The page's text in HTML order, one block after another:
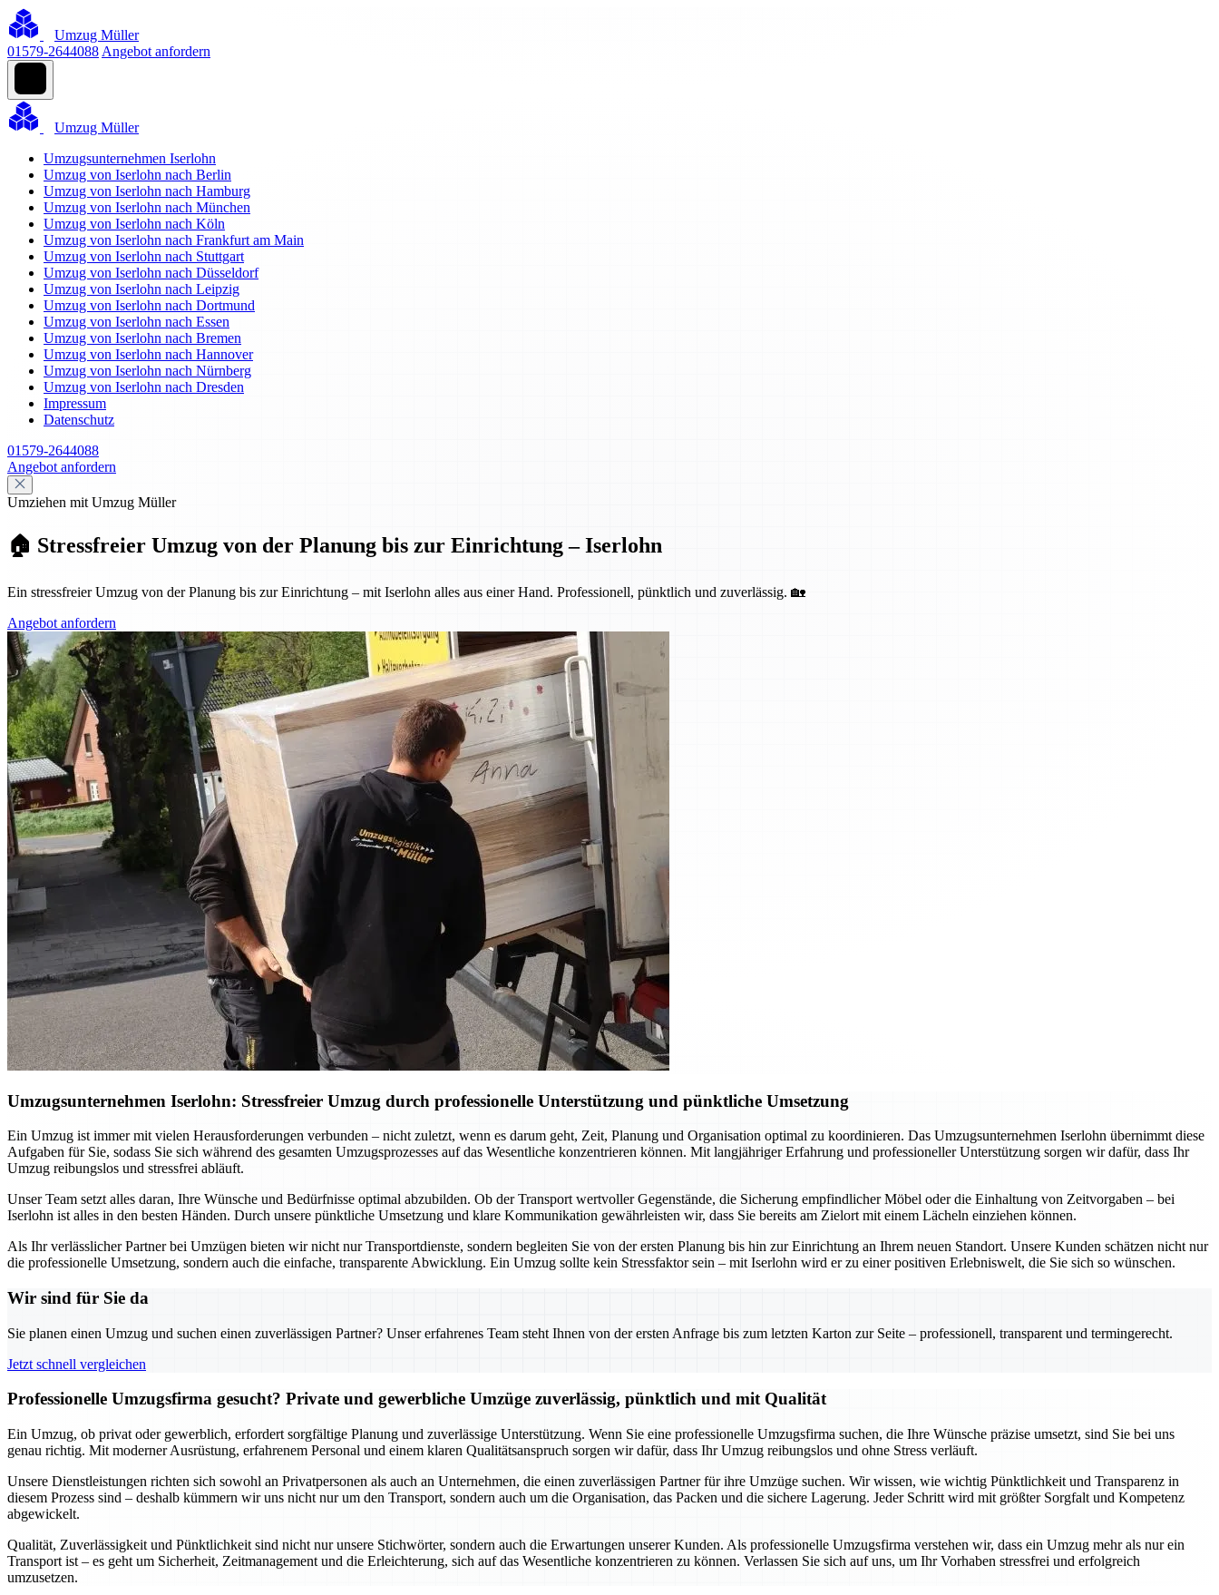
Umzug Müller
01579-2644088 Angebot anfordern
Umzug Müller
Umzugsunternehmen Iserlohn
Umzug von Iserlohn nach Berlin
Umzug von Iserlohn nach Hamburg
Umzug von Iserlohn nach München
Umzug von Iserlohn nach Köln
Umzug von Iserlohn nach Frankfurt am Main
Umzug von Iserlohn nach Stuttgart
Umzug von Iserlohn nach Düsseldorf
Umzug von Iserlohn nach Leipzig
Umzug von Iserlohn nach Dortmund
Umzug von Iserlohn nach Essen
Umzug von Iserlohn nach Bremen
Umzug von Iserlohn nach Hannover
Umzug von Iserlohn nach Nürnberg
Umzug von Iserlohn nach Dresden
Impressum
Datenschutz
01579-2644088
Angebot anfordern
Umziehen mit Umzug Müller
🏠 Stressfreier Umzug von der Planung bis zur Einrichtung – Iserlohn
Ein stressfreier Umzug von der Planung bis zur Einrichtung – mit Iserlohn alles aus einer Hand. Professionell, pünktlich und zuverlässig. 🏡
Angebot anfordern
Umzugsunternehmen Iserlohn: Stressfreier Umzug durch professionelle Unterstützung und pünktliche Umsetzung
Ein Umzug ist immer mit vielen Herausforderungen verbunden – nicht zuletzt, wenn es darum geht, Zeit, Planung und Organisation optimal zu koordinieren. Das Umzugsunternehmen Iserlohn übernimmt diese
Aufgaben für Sie, sodass Sie sich während des gesamten Umzugsprozesses auf das Wesentliche konzentrieren können. Mit langjähriger Erfahrung und professioneller Unterstützung sorgen wir dafür, dass Ihr
Umzug reibungslos und stressfrei abläuft.
Unser Team setzt alles daran, Ihre Wünsche und Bedürfnisse optimal abzubilden. Ob der Transport wertvoller Gegenstände, die Sicherung empfindlicher Möbel oder die Einhaltung von Zeitvorgaben – bei
Iserlohn ist alles in den besten Händen. Durch unsere pünktliche Umsetzung und klare Kommunikation gewährleisten wir, dass Sie bereits am Zielort mit einem Lächeln einziehen können.
Als Ihr verlässlicher Partner bei Umzügen bieten wir nicht nur Transportdienste, sondern begleiten Sie von der ersten Planung bis hin zur Einrichtung an Ihrem neuen Standort. Unsere Kunden schätzen nicht nur
die professionelle Umsetzung, sondern auch die einfache, transparente Abwicklung. Ein Umzug sollte kein Stressfaktor sein – mit Iserlohn wird er zu einer positiven Erlebniswelt, die Sie sich so wünschen.
Wir sind für Sie da
Sie planen einen Umzug und suchen einen zuverlässigen Partner? Unser erfahrenes Team steht Ihnen von der ersten Anfrage bis zum letzten Karton zur Seite – professionell, transparent und termingerecht.
Jetzt schnell vergleichen
Professionelle Umzugsfirma gesucht? Private und gewerbliche Umzüge zuverlässig, pünktlich und mit Qualität
Ein Umzug, ob privat oder gewerblich, erfordert sorgfältige Planung und zuverlässige Unterstützung. Wenn Sie eine professionelle Umzugsfirma suchen, die Ihre Wünsche präzise umsetzt, sind Sie bei uns
genau richtig. Mit moderner Ausrüstung, erfahrenem Personal und einem klaren Qualitätsanspruch sorgen wir dafür, dass Ihr Umzug reibungslos und ohne Stress verläuft.
Unsere Dienstleistungen richten sich sowohl an Privatpersonen als auch an Unternehmen, die einen zuverlässigen Partner für ihre Umzüge suchen. Wir wissen, wie wichtig Pünktlichkeit und Transparenz in
diesem Prozess sind – deshalb kümmern wir uns nicht nur um den Transport, sondern auch um die Organisation, das Packen und die sichere Lagerung. Jeder Schritt wird mit größter Sorgfalt und Kompetenz
abgewickelt.
Qualität, Zuverlässigkeit und Pünktlichkeit sind nicht nur unsere Stichwörter, sondern auch die Erwartungen unserer Kunden. Als professionelle Umzugsfirma verstehen wir, dass ein Umzug mehr als nur ein
Transport ist – es geht um Sicherheit, Zeitmanagement und die Erleichterung, sich auf das Wesentliche konzentrieren zu können. Verlassen Sie sich auf uns, um Ihr Vorhaben stressfrei und erfolgreich
umzusetzen.